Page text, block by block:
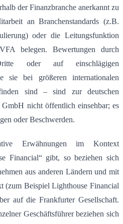
der Finanzbranche anerkannt zu
an Branchenstandards (z.B.
oder die Leitungsfunktion
belegen. Bewertungen durch
oder auf einschlägigen
sie bei größeren internationalen
sind – sind zur deutschen
nicht öffentlich einsehbar; es
oder Beschwerden.
Erwähnungen im Kontext
Financial“ gibt, so beziehen sich
aus anderen Ländern und mit
(zum Beispiel Lighthouse Financial
auf die Frankfurter Gesellschaft.
Geschäftsführer beziehen sich